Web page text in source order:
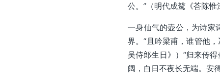
公。”（明代成鹫《荅陈惟
一身仙气的壶公，为诗家
界。“且吟梁甫，谁管他
吴侍郎生日》）“归来传
阔，白日不夜长无端。安